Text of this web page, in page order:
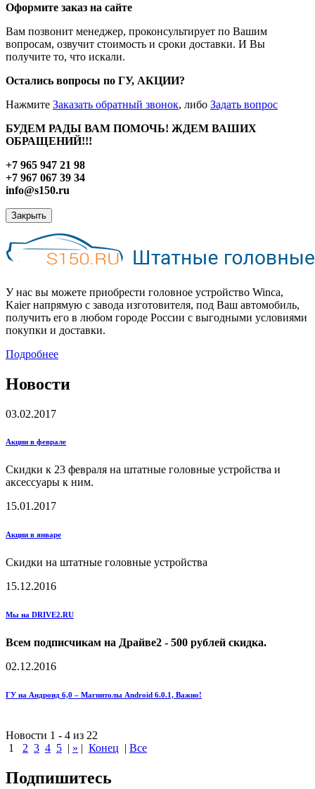
Оформите заказ на сайте
Вам позвонит менеджер, проконсультирует по Вашим
вопросам, озвучит стоимость и сроки доставки. И Вы
получите то, что искали.
Остались вопросы по ГУ, АКЦИИ?
Нажмите Заказать обратный звонок, либо Задать вопрос
БУДЕМ РАДЫ ВАМ ПОМОЧЬ! ЖДЕМ ВАШИХ
ОБРАЩЕНИЙ!!!
+7 965 947 21 98
+7 967 067 39 34
info@s150.ru
Закрыть
У нас вы можете приобрести головное устройство Winca,
Kaier напрямую с завода изготовителя, под Ваш автомобиль,
получить его в любом городе России с выгодными условиями
покупки и доставки.
Подробнее
Новости
03.02.2017
Акции в феврале
Скидки к 23 февраля на штатные головные устройства и
аксессуары к ним.
15.01.2017
Акции в январе
Скидки на штатные головные устройства
15.12.2016
Мы на DRIVE2.RU
Всем подписчикам на Драйве2 - 500 рублей скидка.
02.12.2016
ГУ на Андроид 6,0 – Магнитолы Android 6.0.1, Важно!
Новости 1 - 4 из 22
1
2 3 4 5 | » | Конец | Все
Подпишитесь